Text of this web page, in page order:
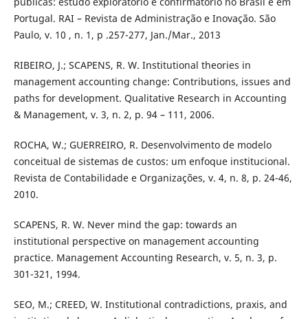
Portugal. RAI – Revista de Administração e Inovação. São
Paulo, v. 10 , n. 1, p .257-277, Jan./Mar., 2013
RIBEIRO, J.; SCAPENS, R. W. Institutional theories in
management accounting change: Contributions, issues and
paths for development. Qualitative Research in Accounting
& Management, v. 3, n. 2, p. 94 – 111, 2006.
ROCHA, W.; GUERREIRO, R. Desenvolvimento de modelo
conceitual de sistemas de custos: um enfoque institucional.
Revista de Contabilidade e Organizações, v. 4, n. 8, p. 24-46,
2010.
SCAPENS, R. W. Never mind the gap: towards an
institutional perspective on management accounting
practice. Management Accounting Research, v. 5, n. 3, p.
301-321, 1994.
SEO, M.; CREED, W. Institutional contradictions, praxis, and